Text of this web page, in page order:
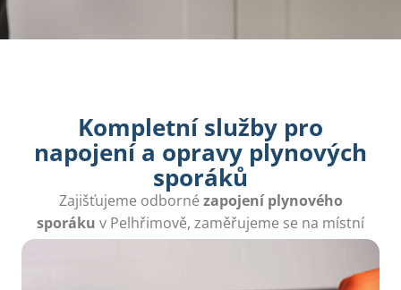
Kompletní služby pro
napojení a opravy plynových
sporáků
Zajišťujeme odborné zapojení plynového
sporáku v Pelhřimově, zaměřujeme se na místní
potřeby a rychlá řešení bez zbytečných odkladů.